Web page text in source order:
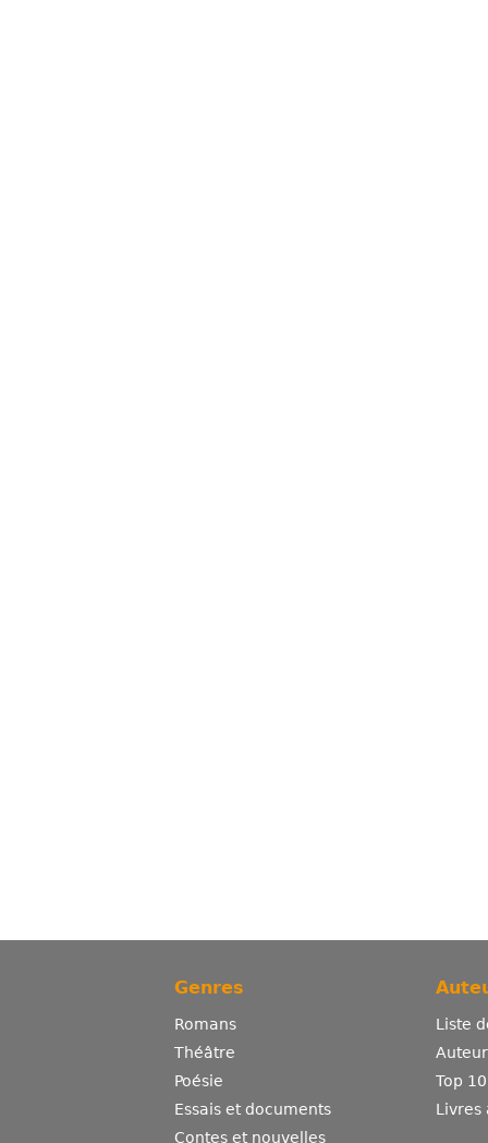
Genres
Romans
Théâtre
Poésie
Essais et documents
Contes et nouvelles
Liste
Top
Livres